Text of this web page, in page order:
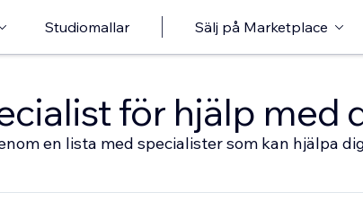
Studiomallar Sälj på Marketplace
för hjälp med
en lista med specialister som kan hjälpa